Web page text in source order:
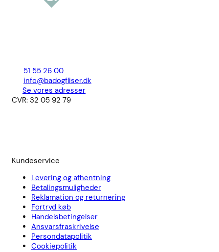
51 55 26 00
info@badogfliser.dk
Se vores adresser
CVR: 32 05 92 79
Kundeservice
Levering og afhentning
Betalingsmuligheder
Reklamation og returnering
Fortryd køb
Handelsbetingelser
Ansvarsfraskrivelse
Persondatapolitik
Cookiepolitik